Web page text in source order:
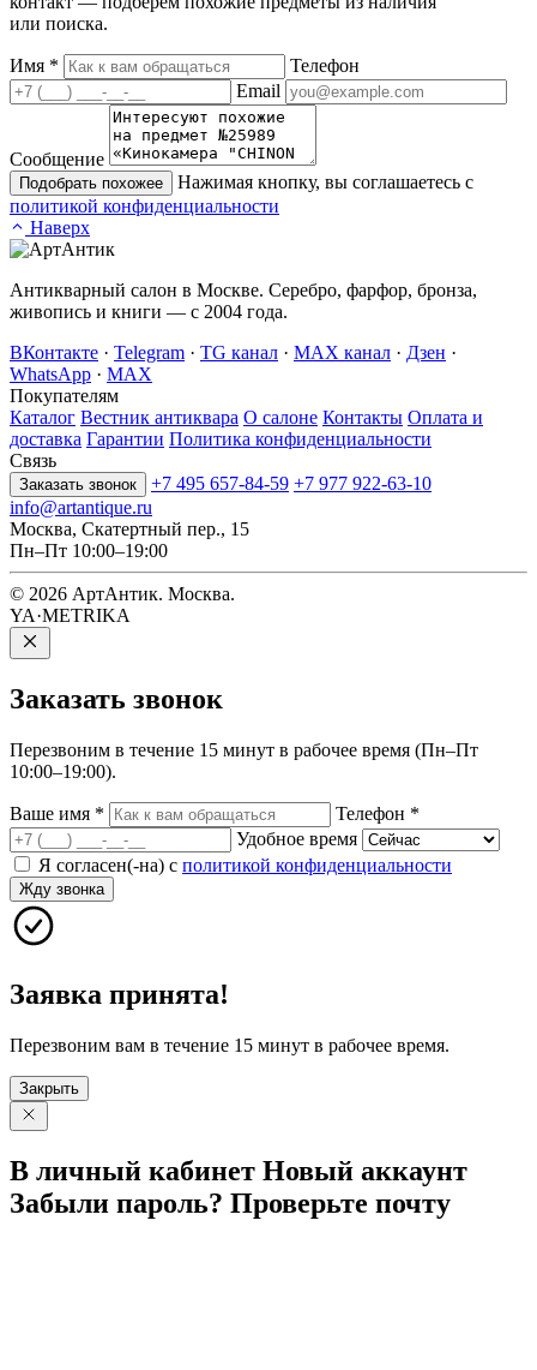
или поиска.
Имя *
Телефон
Email
Сообщение
Подобрать похожее
Нажимая кнопку, вы соглашаетесь с
политикой конфиденциальности
Наверх
Антикварный салон в Москве. Серебро, фарфор, бронза,
живопись и книги — с 2004 года.
ВКонтакте · Telegram · TG канал · MAX канал · Дзен ·
WhatsApp · MAX
Покупателям
Каталог Вестник антиквара О салоне Контакты Оплата и
доставка Гарантии Политика конфиденциальности
Связь
Заказать звонок +7 495 657-84-59 +7 977 922-63-10
info@artantique.ru
Москва, Скатертный пер., 15
Пн–Пт 10:00–19:00
© 2026 АртАнтик. Москва.
YA·METRIKA
Заказать звонок
Перезвоним в течение 15 минут в рабочее время (Пн–Пт
10:00–19:00).
Ваше имя * Телефон *
Удобное время
Я согласен(-на) с политикой конфиденциальности
Жду звонка
Заявка принята!
Перезвоним вам в течение 15 минут в рабочее время.
Закрыть
В личный кабинет Новый аккаунт
Забыли пароль? Проверьте почту